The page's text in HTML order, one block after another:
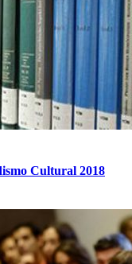
Cultural 2018